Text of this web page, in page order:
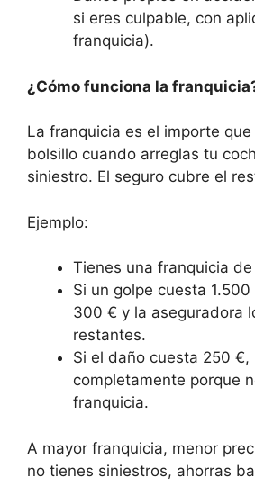
si eres culpable, con
franquicia).
¿Cómo funciona la
La franquicia es el importe
bolsillo cuando arreglas tu
siniestro. El seguro cubre el
Ejemplo:
Tienes una franquicia
Si un golpe cuesta
300 € y la aseguradora
restantes.
Si el daño cuesta 250 €,
completamente porque
franquicia.
A mayor franquicia, menor
no tienes siniestros, ahorras